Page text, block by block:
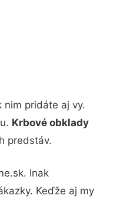
nim pridáte aj vy.
Krbové obklady
predstáv.
Inak
Keďže aj my